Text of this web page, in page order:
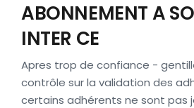
ABONNEMENT A
INTER CE
Apres trop de confiance -
contrôle sur la validation des
certains adhérents ne sont pas